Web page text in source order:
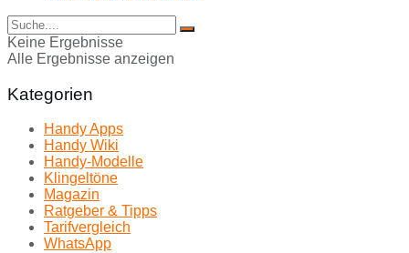
Keine Ergebnisse
Alle Ergebnisse anzeigen
Kategorien
Handy Apps
Handy Wiki
Handy-Modelle
Klingeltöne
Magazin
Ratgeber & Tipps
Tarifvergleich
WhatsApp